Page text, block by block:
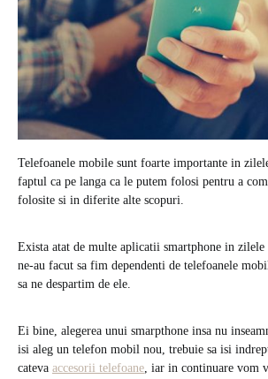
Telefoanele mobile sunt foarte importante in
faptul ca pe langa ca le putem folosi pentru a
folosite si in diferite alte scopuri.
Exista atat de multe aplicatii smartphone in zilele
ne-au facut sa fim dependenti de telefoanele
sa ne despartim de ele.
Ei bine, alegerea unui smarpthone insa nu
isi aleg un telefon mobil nou, trebuie sa isi
cateva accesorii telefoane, iar in continuare vom